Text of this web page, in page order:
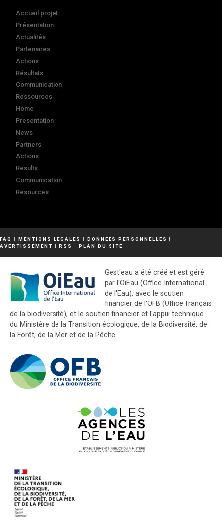
Accueil projet
Présentation
Actualités
Partenaires
Actions
Résultats
Communication
Ressources
Home
Presentation
News
Partners
Actions
Results
Communication
Resources
FAQ | MENTIONS LÉGALES | DONNÉES PERSONNELLES
|
AVERTISSEMENT | RSS | PLAN DU SITE
Gest'eau a été créé et est géré
par l'OiEau (Office International
de l'Eau), avec le soutien
financier de l'OFB (Office français
de la biodiversité), et le soutien financier et l'appui technique
du Ministère de la Transition écologique, de la Biodiversité, de
la Forêt, de la Mer et de la Pêche.